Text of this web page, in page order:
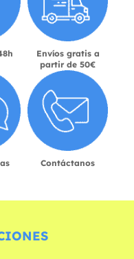
Envíos gratis a
partir de 50€
Contáctanos